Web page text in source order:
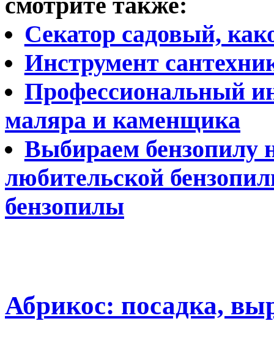
Секатор садовый,
Инструмент
Профессиональный
маляра и каменщика
Выбираем бензопилу
любительской
бензопилы
Абрикос: посадка,